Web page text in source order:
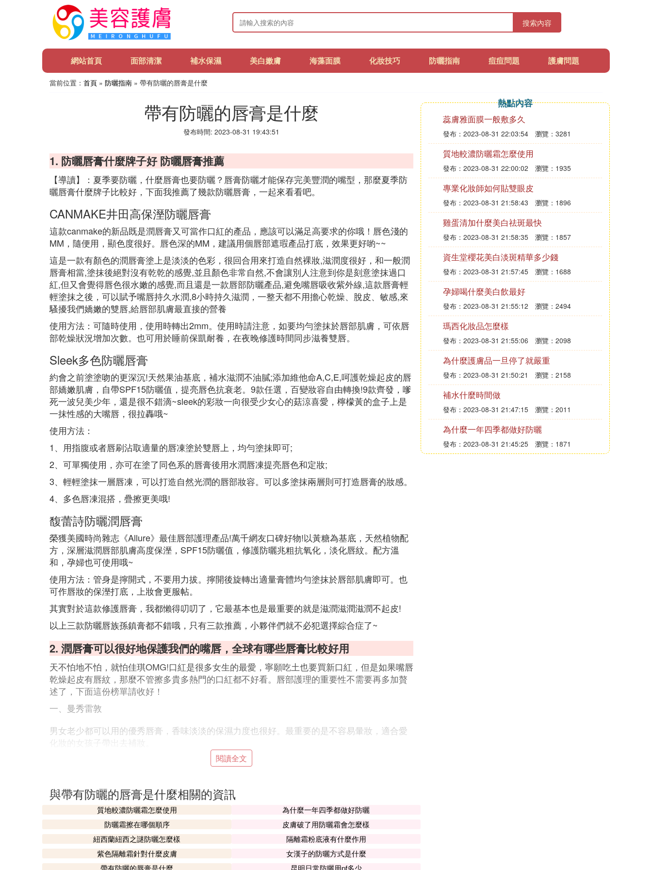
搜索內容
網站首頁 面部清潔 補水保濕 美白嫩膚 海藻面膜 化妝技巧 防曬指南 痘痘問題 護膚問題
當前位置： 首頁 » 防曬指南 » 帶有防曬的唇膏是什麼
帶有防曬的唇膏是什麼
發布時間: 2023-08-31 19:43:51
1. 防曬唇膏什麼牌子好 防曬唇膏推薦
【導讀】：夏季要防曬，什麼唇膏也要防曬？唇膏防曬才能保存完美豐潤的嘴型，那麼夏季防
曬唇膏什麼牌子比較好，下面我推薦了幾款防曬唇膏，一起來看看吧。
CANMAKE井田高保溼防曬唇膏
這款canmake的新品既是潤唇膏又可當作口紅的產品，應該可以滿足高要求的你哦！唇色淺的
MM，隨便用，顯色度很好。唇色深的MM，建議用個唇部遮瑕產品打底，效果更好喲~~
這是一款有顏色的潤唇膏塗上是淡淡的色彩，很回合用來打造自然裸妝,滋潤度很好，和一般潤
唇膏相當,塗抹後絕對沒有乾乾的感覺,並且顏色非常自然,不會讓別人注意到你是刻意塗抹過口
紅,但又會覺得唇色很水嫩的感覺,而且還是一款唇部防曬產品,避免嘴唇吸收紫外線,這款唇膏輕
輕塗抹之後，可以賦予嘴唇持久水潤,8小時持久滋潤，一整天都不用擔心乾燥、脫皮、敏感,來
騷擾我們嬌嫩的雙唇,給唇部肌膚最直接的營養
使用方法：可隨時使用，使用時轉出2mm。使用時請注意，如要均勻塗抹於唇部肌膚，可依唇
部乾燥狀況增加次數。也可用於睡前保凱耐養，在夜晚修護時間同步滋養雙唇。
Sleek多色防曬唇膏
約會之前塗塗吻的更深沉!天然果油基底，補水滋潤不油膩;添加維他命A,C,E,呵護乾燥起皮的唇
部嬌嫩肌膚，自帶SPF15防曬值，提亮唇色抗衰老。9款任選，百變妝容自由轉換!9款齊發，嗲
死一波兒美少年，還是很不錯滴~sleek的彩妝一向很受少女心的菇涼喜愛，檸檬黃的盒子上是
一抹性感的大嘴唇，很拉轟哦~
使用方法：
1、用指腹或者唇刷沾取適量的唇凍塗於雙唇上，均勻塗抹即可;
2、可單獨使用，亦可在塗了同色系的唇膏後用水潤唇凍提亮唇色和定妝;
3、輕輕塗抹一層唇凍，可以打造自然光潤的唇部妝容。可以多塗抹兩層則可打造唇膏的妝感。
4、多色唇凍混搭，疊擦更美哦!
馥蕾詩防曬潤唇膏
榮獲美國時尚雜志《Allure》最佳唇部護理產品!萬千網友口碑好物!以黃糖為基底，天然植物配
方，深層滋潤唇部肌膚高度保溼，SPF15防曬值，修護防曬兆粗抗氧化，淡化唇紋。配方溫
和，孕婦也可使用哦~
使用方法：管身是擰開式，不要用力拔。擰開後旋轉出適量膏體均勻塗抹於唇部肌膚即可。也
可作唇妝的保溼打底，上妝會更服帖。
其實對於這款修護唇膏，我都懶得叨叨了，它最基本也是最重要的就是滋潤滋潤滋潤不起皮!
以上三款防曬唇族孫鎮膏都不錯哦，只有三款推薦，小夥伴們就不必犯選擇綜合症了~
2. 潤唇膏可以很好地保護我們的嘴唇，全球有哪些唇膏比較好用
天不怕地不怕，就怕佳琪OMG!口紅是很多女生的最愛，寧願吃土也要買新口紅，但是如果嘴唇
乾燥起皮有唇紋，那麼不管擦多貴多熱門的口紅都不好看。唇部護理的重要性不需要再多加贅
述了，下面這份榜單請收好！
一、曼秀雷敦
男女老少都可以用的優秀唇膏，香味淡淡的保濕力度也很好。最重要的是不容易暈妝，適合愛
化妝的女孩子帶出去補妝。
促進營養成分的吸收。剛開始上嘴有點油膩，過了一會兒會形成一層薄薄的膜，可以等到第二
天早上再撕掉，嘴巴變得更粉嫩。不過個人覺得這款唇膏適合日常拿來做保養，救急就不行
了，見效有點慢。
3. 什麼潤唇膏最好用又安全
好用的唇膏如下：
閱讀全文
與帶有防曬的唇膏是什麼相關的資訊
質地較濃防曬霜怎麼使用
為什麼一年四季都做好防曬
防曬霜擦在哪個順序
皮膚破了用防曬霜會怎麼樣
紐西蘭紐西之謎防曬怎麼樣
隔離霜粉底液有什麼作用
紫色隔離霜針對什麼皮膚
女漢子的防曬方式是什麼
帶有防曬的唇膏是什麼
昆明日常防曬用pf多少
熱點內容
蕊膚雅面膜一般敷多久
發布：2023-08-31 22:03:54 瀏覽：3281
質地較濃防曬霜怎麼使用
發布：2023-08-31 22:00:02 瀏覽：1935
專業化妝師如何貼雙眼皮
發布：2023-08-31 21:58:43 瀏覽：1896
雞蛋清加什麼美白祛斑最快
發布：2023-08-31 21:58:35 瀏覽：1857
資生堂櫻花美白淡斑精華多少錢
發布：2023-08-31 21:57:45 瀏覽：1688
孕婦喝什麼美白飲最好
發布：2023-08-31 21:55:12 瀏覽：2494
瑪西化妝品怎麼樣
發布：2023-08-31 21:55:06 瀏覽：2098
為什麼護膚品一旦停了就嚴重
發布：2023-08-31 21:50:21 瀏覽：2158
補水什麼時間做
發布：2023-08-31 21:47:15 瀏覽：2011
為什麼一年四季都做好防曬
發布：2023-08-31 21:45:25 瀏覽：1871